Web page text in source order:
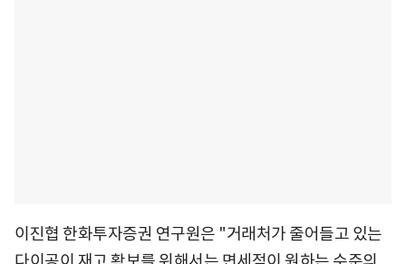
이진협 한화투자증권 연구원은 "거래처가 줄어들고 있는